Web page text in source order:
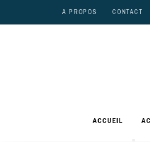
A PROPOS CONTACT
ACCUEIL